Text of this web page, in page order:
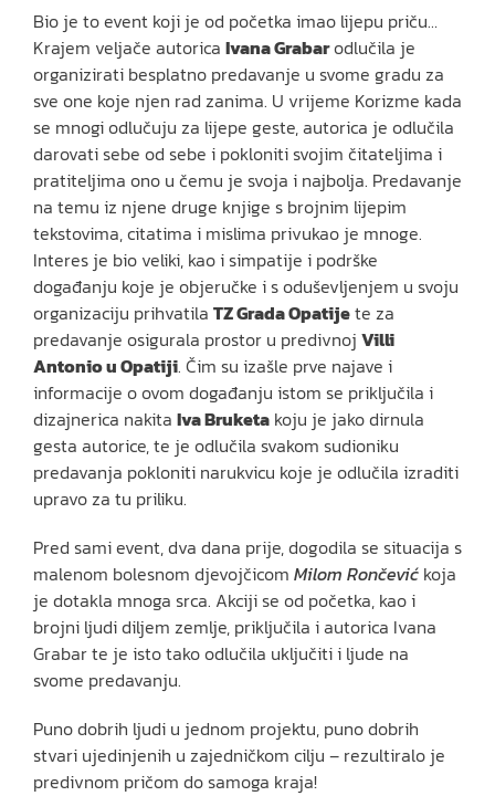
Bio je to event koji je od početka imao lijepu priču…
Krajem veljače autorica Ivana Grabarodlučila je
organizirati besplatno predavanje u svome gradu za
sve one koje njen rad zanima. U vrijeme Korizme kada
se mnogi odlučuju za lijepe geste, autorica je odlučila
darovati sebe od sebe i pokloniti svojim čitateljima i
pratiteljima ono u čemu je svoja i najbolja. Predavanje
na temu iz njene druge knjige s brojnim lijepim
tekstovima, citatima i mislima privukao je mnoge.
Interes je bio veliki, kao i simpatije i podrške
događanju koje je objeručke i s oduševljenjem u svoju
organizaciju prihvatila TZ Grada Opatijete za
predavanje osigurala prostor u predivnoj Villi
Antonio u Opatiji. Čim su izašle prve najave i
informacije o ovom događanju istom se priključila i
dizajnerica nakita Iva Bruketa koju je jako dirnula
gesta autorice, te je odlučila svakom sudioniku
predavanja pokloniti narukvicu koje je odlučila izraditi
upravo za tu priliku.
Pred sami event, dva dana prije, dogodila se situacija s
malenom bolesnom djevojčicom Milom Rončević koja
je dotakla mnoga srca. Akciji se od početka, kao i
brojni ljudi diljem zemlje, priključila i autorica Ivana
Grabar te je isto tako odlučila uključiti i ljude na
svome predavanju.
Puno dobrih ljudi u jednom projektu, puno dobrih
stvari ujedinjenih u zajedničkom cilju – rezultiralo je
predivnom pričom do samoga kraja!